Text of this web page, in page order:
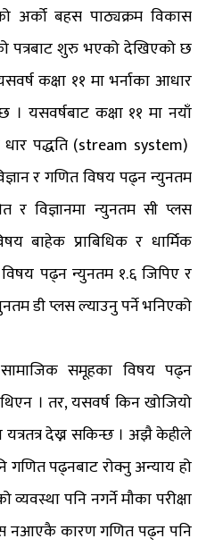
अर्को बहस पाठ्यक्रम विकास
पत्रबाट शुरु भएको देखिएको छ
कक्षा ११ मा भर्नाका आधार
। यसवर्षबाट कक्षा ११ मा नयाँ
पद्धति (stream system)
र गणित विषय पढ्न न्युनतम
र विज्ञानमा न्युनतम सी प्लस
बाहेक प्राबिधिक र धार्मिक
पढ्न न्युनतम १.६ जिपिए र
डी प्लस ल्याउनु पर्ने भनिएको
समूहका विषय पढ्न
। तर, यसवर्ष किन खोजियो
देख्न सकिन्छ । अझै केहीले
पढ्नबाट रोक्नु अन्याय हो
पनि नगर्ने मौका परीक्षा
नआएकै कारण गणित पढ्न पनि